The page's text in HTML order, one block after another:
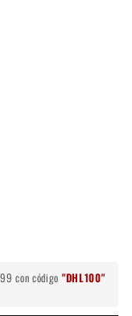
con código "DHL100"